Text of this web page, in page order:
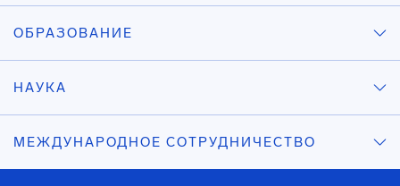
ОБРАЗОВАНИЕ
НАУКА
МЕЖДУНАРОДНОЕ СОТРУДНИЧЕСТВО